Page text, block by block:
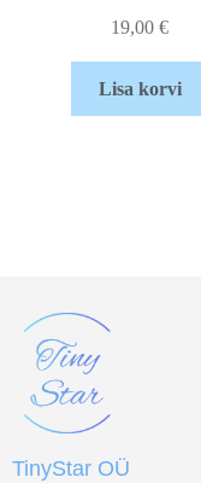
19,00€
Lisa korvi
TinyStar OÜ